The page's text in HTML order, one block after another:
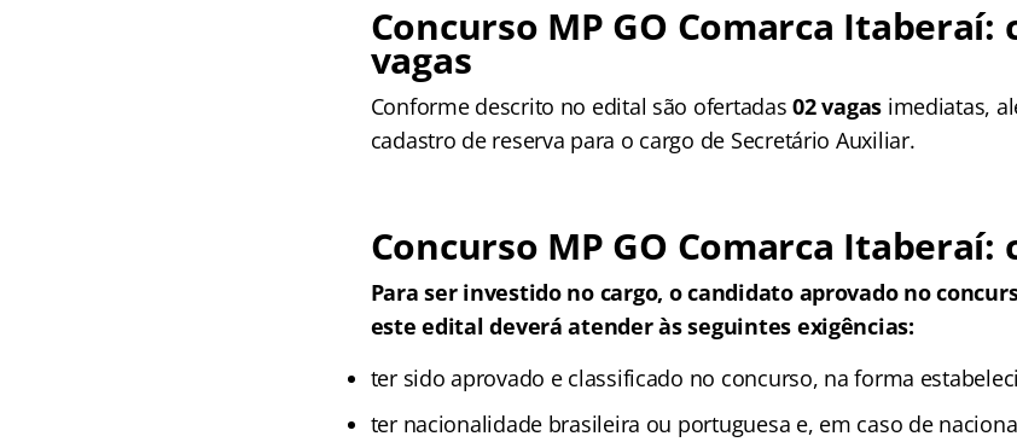
Concurso MP GO Comarca Itaberaí:
vagas
Conforme descrito no edital são ofertadas02 vagas imediatas,
cadastro de reserva para o cargo de Secretário Auxiliar.
Concurso MP GO Comarca Itaberaí:
Para ser investido no cargo, o candidato aprovado no
este edital deverá atender às seguintes exigências:
ter sido aprovado e classificado no concurso, na forma
ter nacionalidade brasileira ou portuguesa e, em caso de